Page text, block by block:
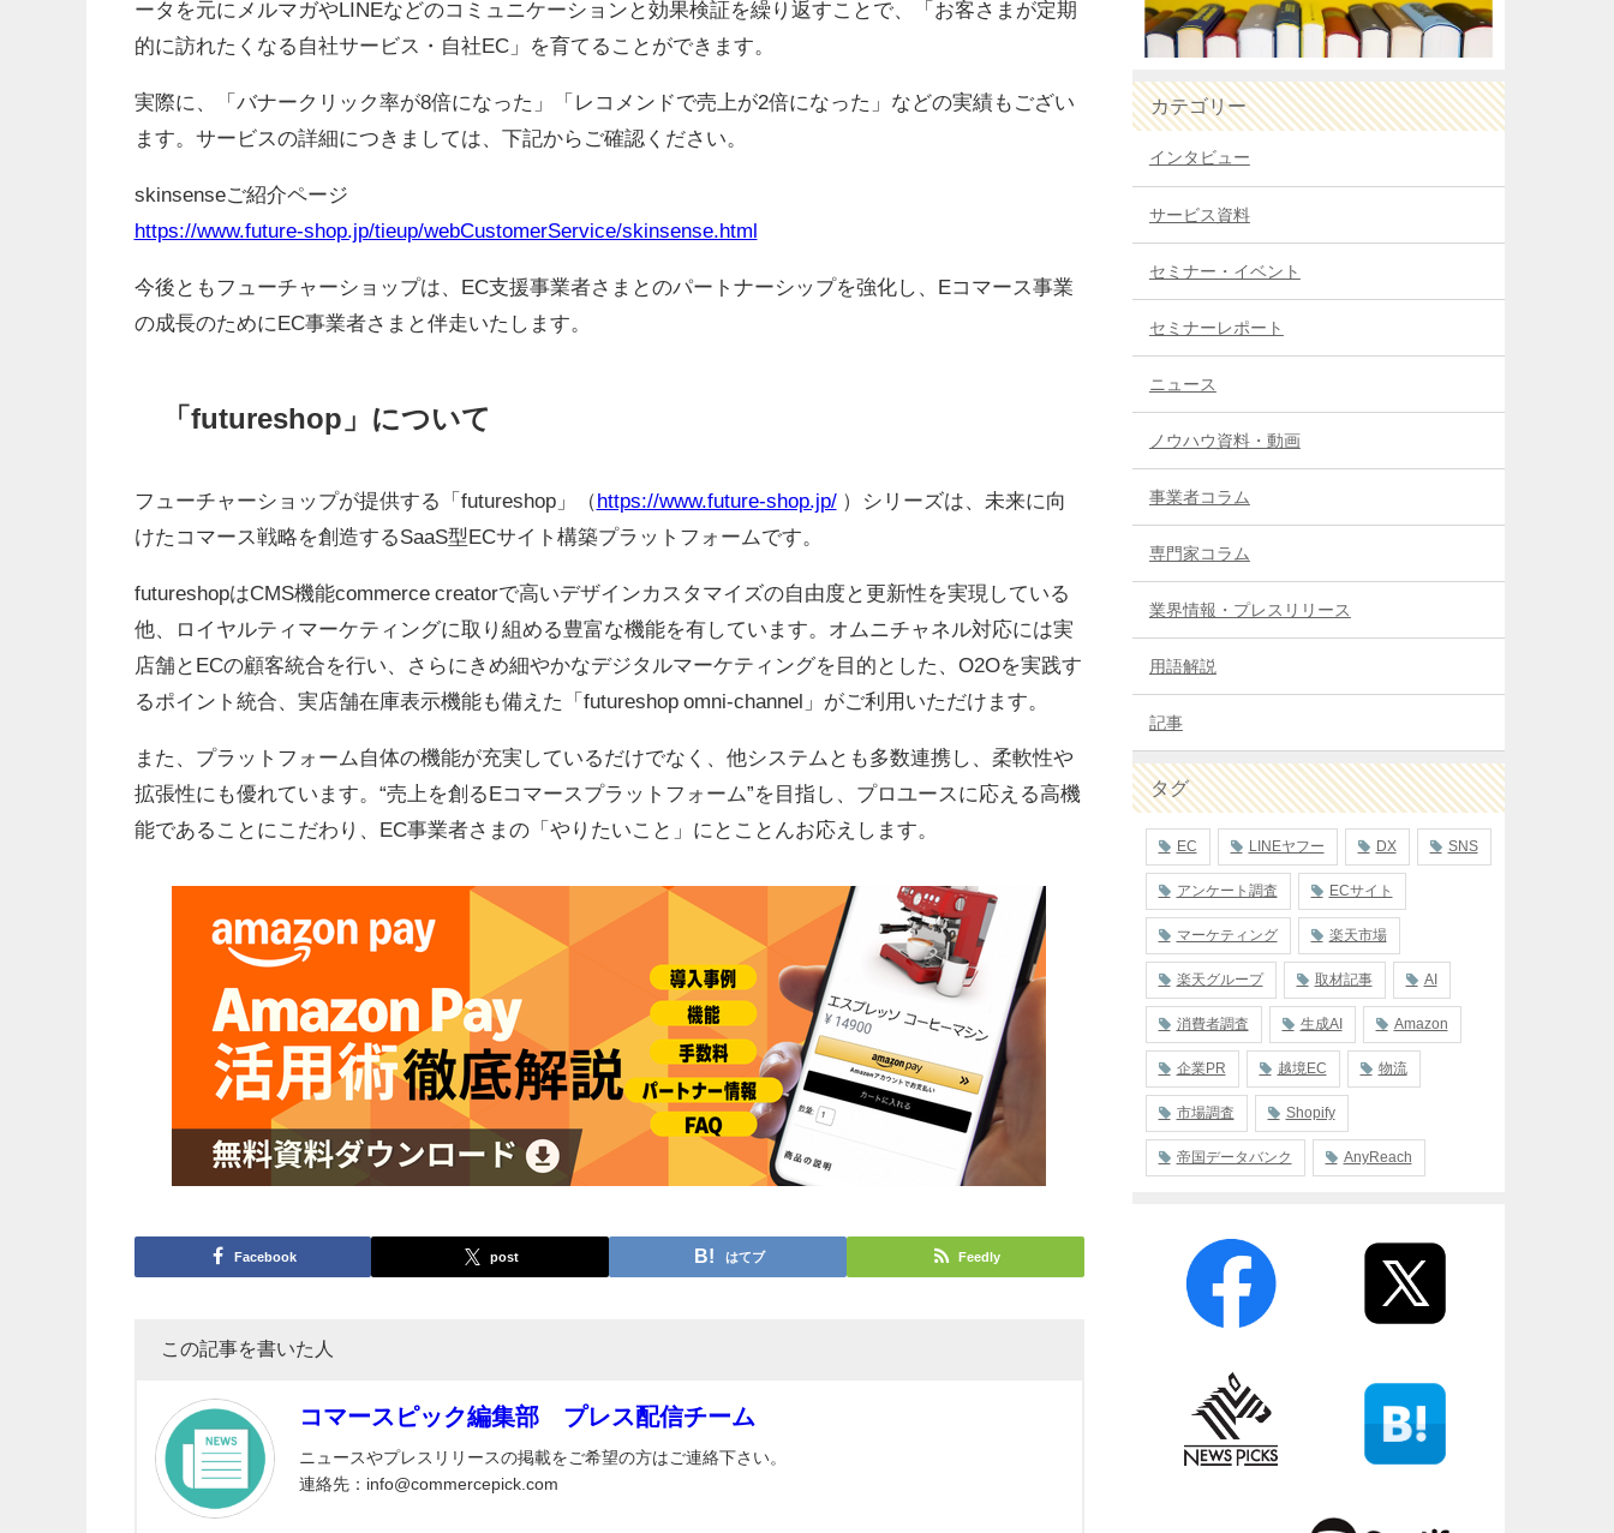
ータを元にメルマガやLINEなどのコミュニケーションと効果検証を繰り返すことで、「お客さまが定期
的に訪れたくなる自社サービス・自社EC」を育てることができます。
実際に、「バナークリック率が8倍になった」「レコメンドで売上が2倍になった」などの実績もござい
ます。サービスの詳細につきましては、下記からご確認ください。
skinsenseご紹介ページ
https://www.future-shop.jp/tieup/webCustomerService/skinsense.html
今後ともフューチャーショップは、EC支援事業者さまとのパートナーシップを強化し、Eコマース事業
の成長のためにEC事業者さまと伴走いたします。
「futureshop」について
フューチャーショップが提供する「futureshop」（https://www.future-shop.jp/）シリーズは、未来に向
けたコマース戦略を創造するSaaS型ECサイト構築プラットフォームです。
futureshopはCMS機能commerce creatorで高いデザインカスタマイズの自由度と更新性を実現している
他、ロイヤルティマーケティングに取り組める豊富な機能を有しています。オムニチャネル対応には実
店舗とECの顧客統合を行い、さらにきめ細やかなデジタルマーケティングを目的とした、O2Oを実践す
るポイント統合、実店舗在庫表示機能も備えた「futureshop omni-channel」がご利用いただけます。
また、プラットフォーム自体の機能が充実しているだけでなく、他システムとも多数連携し、柔軟性や
拡張性にも優れています。“売上を創るEコマースプラットフォーム”を目指し、プロユースに応える高機
能であることにこだわり、EC事業者さまの「やりたいこと」にとことんお応えします。
Facebook post はてブ Feedly
この記事を書いた人
コマースピック編集部 プレス配信チーム
ニュースやプレスリリースの掲載をご希望の方はご連絡下さい。
連絡先：info@commercepick.com
カテゴリー
インタビュー
サービス資料
セミナー・イベント
セミナーレポート
ニュース
ノウハウ資料・動画
事業者コラム
専門家コラム
業界情報・プレスリリース
用語解説
記事
タグ
EC LINEヤフー DX SNS
アンケート調査 ECサイト
マーケティング 楽天市場
楽天グループ 取材記事 AI
消費者調査 生成AI Amazon
企業PR 越境EC 物流
市場調査 Shopify
帝国データバンク AnyReach